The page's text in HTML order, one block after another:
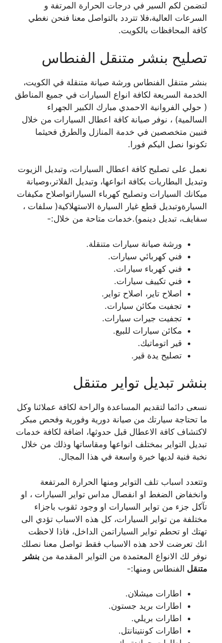
لتضمن لكم السير في درجات الحرارة المرتفة و
السرعات العالية،فلا تتردد بالتواصل معنا فنحن نغطي
كافة المحافظات بالكويت.
تصليح بنشر متنقل الفنطاس
بنشر متنقل الفنطاس ورشة صيانة متنقلة في الكويت،
الخدمة السريعة لكافة انواع السيارات في جميع المناطق
( حولي الفروانية الاحمدي مبارك الكبير الجهراء
السالمية) ، نوفر صيانة كافة اعطال السيارات من خلال
فنيين متخصصين في خدمة المنازل والطرق فحيثما
تكونوا نصل اليكم فورا.
نعمل على تصليح كافة اعطال السيارات، وتبديل الزيوت
وتبديل البطاريات بكافة انواعها، وتبديل الفلاتر،وصيانة
ميكانك السيارات وتصليح كهرباء السياراتواصلاح مكيفات
السيارةوتبديل قطع غيار السيارة الاستهلاكية( سلفات ،
سفايف، تبديل دينمو).خدمات متاحة من خلال:-
ورشة صيانة سيارات متنقلة.
فني كهربائي سيارات.
فني كهرباء سيارات.
فني تكييف سيارات.
اصلاح تاير، اصلاح تواير.
تجفيت مكائن سيارات.
تجفيت جيرات سيارات.
مكائن سيارات للبيع.
قير اتوماتيك.
تصليح يدة قير.
بنشر تبديل تواير متنقل
نسعى دائما لتقديم المساعدة والراحة لكافة عملائنا وكل
ما تحتاجة سيارتك من صيانة دورية وفورية وفحص مبكر
لاكتشاف كافة الاعطال قبل حدوثها، اضافة لكافة خدمات
تبديل التواير بمختلف انواعها ومقاساتها وذلك من خلال
نخبة فنية لديها خبرة واسعة في هذا المجال.
وتتعدد اسباب تلف التواير ومنها الحرارة المرتفعة
وانخفاض الضغط او انفصال مداس تواير السيارات ، او
تآكل جزء من تواير السيارات او وجود ثقوب باجزاء
مختلفة من تواير السيارات، كل هذه الاسباب تؤدي الى
تهتك او تحطم تواير السياراتمن الداخل، فاذا لاحظت
انك تعرضت لاحد هذه الاسباب فقط تواصل معنا نصلك
نوفر لك الانواع المعتمدة من التواير المقدمة من بنشر
متنقل الفنطاس ومنها:-
اطارات ميشلان.
اطارات بريد جستون.
اطارات بريلي.
اطارات كونتينانتل.